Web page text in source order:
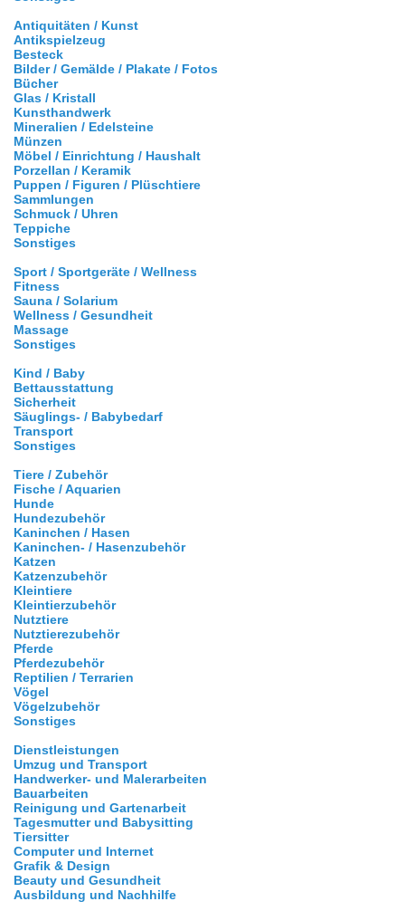
Antiquitäten / Kunst
Antikspielzeug
Besteck
Bilder / Gemälde / Plakate / Fotos
Bücher
Glas / Kristall
Kunsthandwerk
Mineralien / Edelsteine
Münzen
Möbel / Einrichtung / Haushalt
Porzellan / Keramik
Puppen / Figuren / Plüschtiere
Sammlungen
Schmuck / Uhren
Teppiche
Sonstiges
Sport / Sportgeräte / Wellness
Fitness
Sauna / Solarium
Wellness / Gesundheit
Massage
Sonstiges
Kind / Baby
Bettausstattung
Sicherheit
Säuglings- / Babybedarf
Transport
Sonstiges
Tiere / Zubehör
Fische / Aquarien
Hunde
Hundezubehör
Kaninchen / Hasen
Kaninchen- / Hasenzubehör
Katzen
Katzenzubehör
Kleintiere
Kleintierzubehör
Nutztiere
Nutztierezubehör
Pferde
Pferdezubehör
Reptilien / Terrarien
Vögel
Vögelzubehör
Sonstiges
Dienstleistungen
Umzug und Transport
Handwerker- und Malerarbeiten
Bauarbeiten
Reinigung und Gartenarbeit
Tagesmutter und Babysitting
Tiersitter
Computer und Internet
Grafik & Design
Beauty und Gesundheit
Ausbildung und Nachhilfe